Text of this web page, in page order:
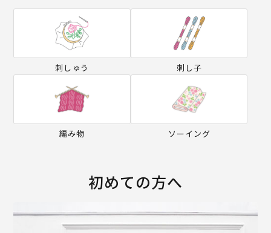
刺しゅう 刺し子
編み物 ソーイング
初めての方へ